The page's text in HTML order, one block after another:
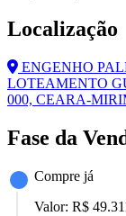
Localização
ENGENHO
LOTEAMENTO
000, CEARA-
Fase da
Compre já
Valor: R$